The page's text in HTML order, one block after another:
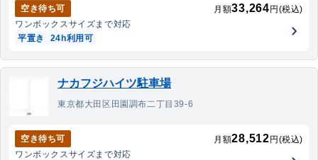
空き待ち可 月額33,264 円(税込)
ワンボックスサイズまで対応
平置き
24h利用可
ナカフジハイツ駐車場
東京都大田区田園調布二丁目39-6
空き待ち可 月額28,512 円(税込)
ワンボックスサイズまで対応